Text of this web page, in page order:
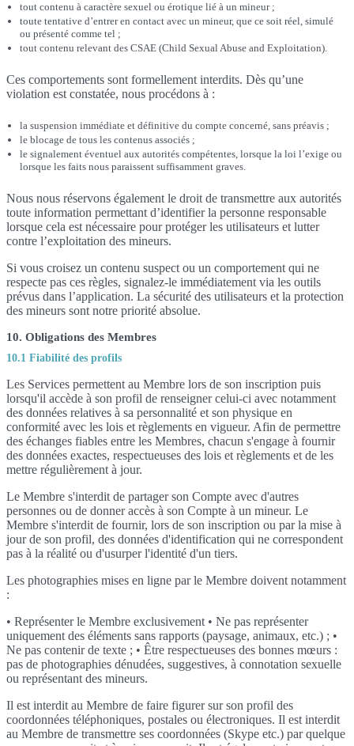
tout contenu à caractère sexuel ou érotique lié à un mineur ;
toute tentative d’entrer en contact avec un mineur, que ce soit réel, simulé
ou présenté comme tel ;
tout contenu relevant des CSAE (Child Sexual Abuse and Exploitation).
Ces comportements sont formellement interdits. Dès qu’une
violation est constatée, nous procédons à :
la suspension immédiate et définitive du compte concerné, sans préavis ;
le blocage de tous les contenus associés ;
le signalement éventuel aux autorités compétentes, lorsque la loi l’exige ou
lorsque les faits nous paraissent suffisamment graves.
Nous nous réservons également le droit de transmettre aux autorités
toute information permettant d’identifier la personne responsable
lorsque cela est nécessaire pour protéger les utilisateurs et lutter
contre l’exploitation des mineurs.
Si vous croisez un contenu suspect ou un comportement qui ne
respecte pas ces règles, signalez-le immédiatement via les outils
prévus dans l’application. La sécurité des utilisateurs et la protection
des mineurs sont notre priorité absolue.
10. Obligations des Membres
10.1 Fiabilité des profils
Les Services permettent au Membre lors de son inscription puis
lorsqu'il accède à son profil de renseigner celui-ci avec notamment
des données relatives à sa personnalité et son physique en
conformité avec les lois et règlements en vigueur. Afin de permettre
des échanges fiables entre les Membres, chacun s'engage à fournir
des données exactes, respectueuses des lois et règlements et de les
mettre régulièrement à jour.
Le Membre s'interdit de partager son Compte avec d'autres
personnes ou de donner accès à son Compte à un mineur. Le
Membre s'interdit de fournir, lors de son inscription ou par la mise à
jour de son profil, des données d'identification qui ne correspondent
pas à la réalité ou d'usurper l'identité d'un tiers.
Les photographies mises en ligne par le Membre doivent notamment
:
• Représenter le Membre exclusivement • Ne pas représenter
uniquement des éléments sans rapports (paysage, animaux, etc.) ; •
Ne pas contenir de texte ; • Être respectueuses des bonnes mœurs :
pas de photographies dénudées, suggestives, à connotation sexuelle
ou représentant des mineurs.
Il est interdit au Membre de faire figurer sur son profil des
coordonnées téléphoniques, postales ou électroniques. Il est interdit
au Membre de transmettre ses coordonnées (Skype etc.) par quelque